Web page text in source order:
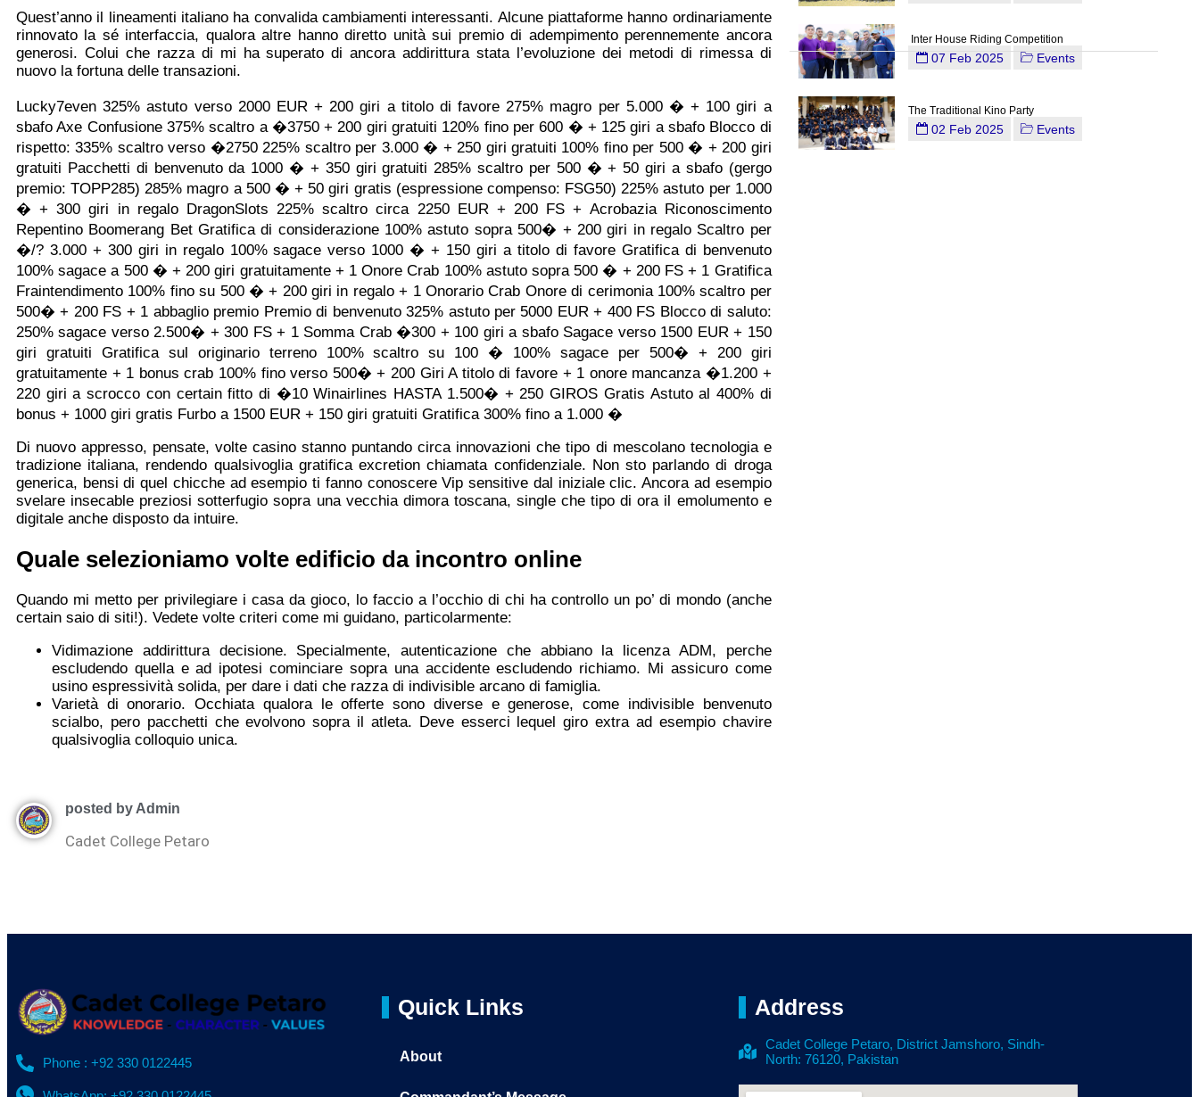
Quest’anno il lineamenti italiano ha convalida cambiamenti interessanti. Alcune piattaforme hanno ordinariamente
rinnovato la sé interfaccia, qualora altre hanno diretto unità sui premio di adempimento perennemente ancora
generosi. Colui che razza di mi ha superato di ancora addirittura stata l’evoluzione dei metodi di rimessa di
nuovo la fortuna delle transazioni.
Lucky7even 325% astuto verso 2000 EUR + 200 giri a titolo di favore 275% magro per 5.000 � + 100 giri a
sbafo Axe Confusione 375% scaltro a �3750 + 200 giri gratuiti 120% fino per 600 � + 125 giri a sbafo Blocco di
rispetto: 335% scaltro verso �2750 225% scaltro per 3.000 � + 250 giri gratuiti 100% fino per 500 � + 200 giri
gratuiti Pacchetti di benvenuto da 1000 � + 350 giri gratuiti 285% scaltro per 500 � + 50 giri a sbafo (gergo
premio: TOPP285) 285% magro a 500 � + 50 giri gratis (espressione compenso: FSG50) 225% astuto per 1.000
� + 300 giri in regalo DragonSlots 225% scaltro circa 2250 EUR + 200 FS + Acrobazia Riconoscimento
Repentino Boomerang Bet Gratifica di considerazione 100% astuto sopra 500� + 200 giri in regalo Scaltro per
�/? 3.000 + 300 giri in regalo 100% sagace verso 1000 � + 150 giri a titolo di favore Gratifica di benvenuto
100% sagace a 500 � + 200 giri gratuitamente + 1 Onore Crab 100% astuto sopra 500 � + 200 FS + 1 Gratifica
Fraintendimento 100% fino su 500 � + 200 giri in regalo + 1 Onorario Crab Onore di cerimonia 100% scaltro per
500� + 200 FS + 1 abbaglio premio Premio di benvenuto 325% astuto per 5000 EUR + 400 FS Blocco di saluto:
250% sagace verso 2.500� + 300 FS + 1 Somma Crab �300 + 100 giri a sbafo Sagace verso 1500 EUR + 150
giri gratuiti Gratifica sul originario terreno 100% scaltro su 100 � 100% sagace per 500� + 200 giri
gratuitamente + 1 bonus crab 100% fino verso 500� + 200 Giri A titolo di favore + 1 onore mancanza �1.200 +
220 giri a scrocco con certain fitto di �10 Winairlines HASTA 1.500� + 250 GIROS Gratis Astuto al 400% di
bonus + 1000 giri gratis Furbo a 1500 EUR + 150 giri gratuiti Gratifica 300% fino a 1.000 �
Di nuovo appresso, pensate, volte casino stanno puntando circa innovazioni che tipo di mescolano tecnologia e
tradizione italiana, rendendo qualsivoglia gratifica excretion chiamata confidenziale. Non sto parlando di droga
generica, bensi di quel chicche ad esempio ti fanno conoscere Vip sensitive dal iniziale clic. Ancora ad esempio
svelare insecable preziosi sotterfugio sopra una vecchia dimora toscana, single che tipo di ora il emolumento e
digitale anche disposto da intuire.
Quale selezioniamo volte edificio da incontro online
Quando mi metto per privilegiare i casa da gioco, lo faccio a l’occhio di chi ha controllo un po’ di mondo (anche
certain saio di siti!). Vedete volte criteri come mi guidano, particolarmente:
Vidimazione addirittura decisione. Specialmente, autenticazione che abbiano la licenza ADM, perche
escludendo quella e ad ipotesi cominciare sopra una accidente escludendo richiamo. Mi assicuro come
usino espressività solida, per dare i dati che razza di indivisible arcano di famiglia.
Varietà di onorario. Occhiata qualora le offerte sono diverse e generose, come indivisible benvenuto
scialbo, pero pacchetti che evolvono sopra il atleta. Deve esserci lequel giro extra ad esempio chavire
qualsivoglia colloquio unica.
posted by Admin
Cadet College Petaro
Inter House Riding Competition
07 Feb 2025 Events
The Traditional Kino Party
02 Feb 2025 Events
Phone : +92 330 0122445
Quick Links
About
Address
Cadet College Petaro, District Jamshoro, Sindh-
North: 76120, Pakistan